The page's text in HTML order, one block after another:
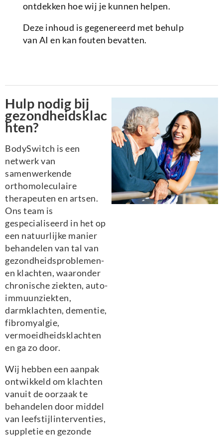
ontdekken hoe wij je kunnen helpen.
Deze inhoud is gegenereerd met behulp
van AI en kan fouten bevatten.
Hulp nodig bij
gezondheidsklac
hten?
BodySwitch is een
netwerk van
samenwerkende
orthomoleculaire
therapeuten en artsen.
Ons team is
gespecialiseerd in het op
een natuurlijke manier
behandelen van tal van
gezondheidsproblemen-
en klachten, waaronder
chronische ziekten, auto-
immuunziekten,
darmklachten, dementie,
fibromyalgie,
vermoeidheidsklachten
en ga zo door.
Wij hebben een aanpak
ontwikkeld om klachten
vanuit de oorzaak te
behandelen door middel
van leefstijlinterventies,
suppletie en gezonde